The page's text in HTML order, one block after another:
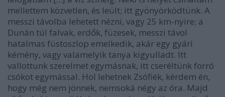
mellettem közvetlen, és leült; itt gyönyörködtünk. A
messzi távolba lehetett nézni, vagy 25 km-nyire; a
Dunán túl falvak, erdők, füzesek, messzi távol
hatalmas füstoszlop emelkedik, akár egy gyári
kémény, vagy valamelyik tanya kigyulladt. Itt
vallottunk szerelmet egymásnak, itt cseréltünk forró
csókot egymással. Hol lehetnek Zsófiék, kérdem én,
hogy még nem jönnek, nemsoká négy az óra. Majd